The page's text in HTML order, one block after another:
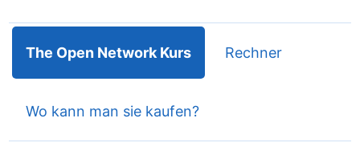
The Open Network Kurs Rechner
Wo kann man sie kaufen?